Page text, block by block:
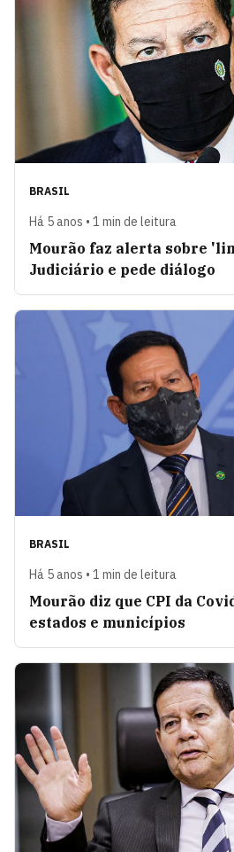
BRASIL
Há 5 anos • 1 min de leitura
Mourão faz alerta sobre
Judiciário e pede diálogo
BRASIL
Há 5 anos • 1 min de leitura
Mourão diz que CPI da
estados e municípios